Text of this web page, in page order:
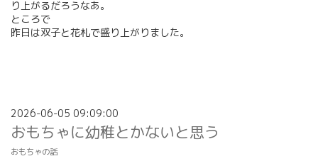
り上がるだろうなあ。
ところで
昨日は双子と花札で盛り上がりました。
2026-06-05 09:09:00
おもちゃに幼稚とかないと思う
おもちゃの話